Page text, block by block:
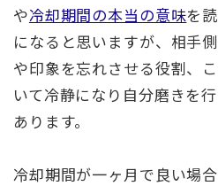
や冷却期間の本当の意味を
になると思いますが、相手
や印象を忘れさせる役割、
いて冷静になり自分磨きを
あります。
冷却期間が一ヶ月で良い場